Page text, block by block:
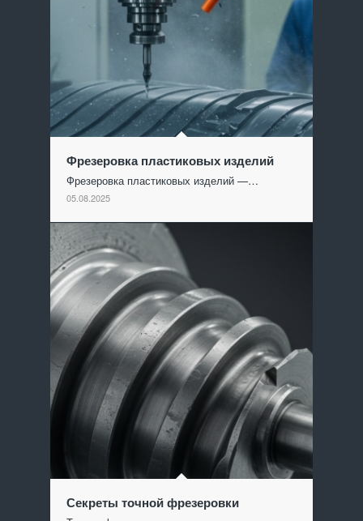
Фрезеровка пластиковых изделий
Фрезеровка пластиковых изделий —…
05.08.2025
Секреты точной фрезеровки